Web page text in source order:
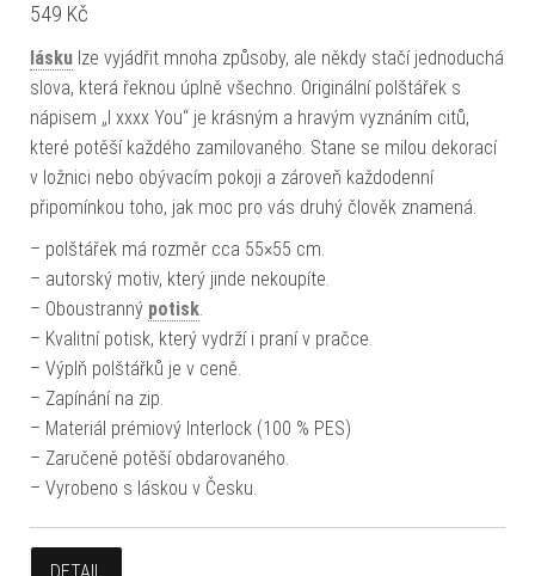
549 Kč
lásku lze vyjádřit mnoha způsoby, ale někdy stačí jednoduchá
slova, která řeknou úplně všechno. Originální polštářek s
nápisem „I xxxx You“ je krásným a hravým vyznáním citů,
které potěší každého zamilovaného. Stane se milou dekorací
v ložnici nebo obývacím pokoji a zároveň každodenní
připomínkou toho, jak moc pro vás druhý člověk znamená.
– polštářek má rozměr cca 55×55 cm.
– autorský motiv, který jinde nekoupíte.
– Oboustranný potisk.
– Kvalitní potisk, který vydrží i praní v pračce.
– Výplň polštářků je v ceně.
– Zapínání na zip.
– Materiál prémiový Interlock (100 % PES)
– Zaručeně potěší obdarovaného.
– Vyrobeno s láskou v Česku.